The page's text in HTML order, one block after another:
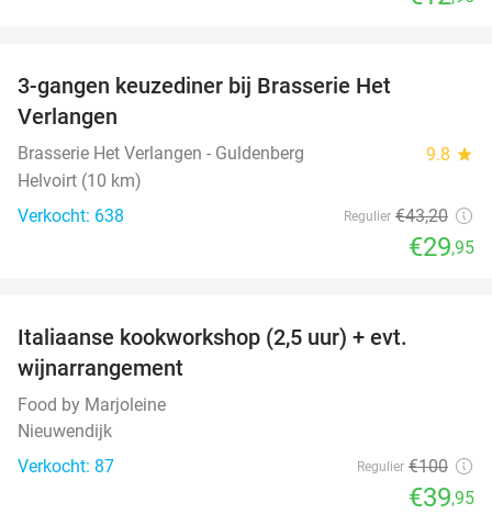
3-gangen keuzediner bij Brasserie Het
Verlangen
Brasserie Het Verlangen - Guldenberg 9.8 star
Helvoirt (10 km)
Verkocht: 638
Regulier €43,20
€29,95
Italiaanse kookworkshop (2,5 uur) + evt.
wijnarrangement
Food by Marjoleine
Nieuwendijk
Verkocht: 87
Regulier €100
€39,95